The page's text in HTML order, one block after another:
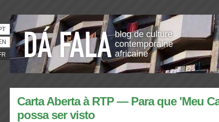
blog de culture
contemporaine
africaine
Carta Aberta à RTP — Para que 'Meu
possa ser visto